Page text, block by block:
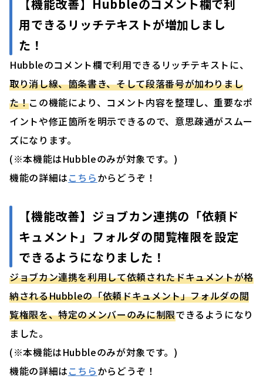
【機能改善】 Hubbleのコメント欄で利
用できるリッチテキストが増加しまし
た！
Hubbleのコメント欄で利用できるリッチテキストに、
取り消し線、箇条書き、そして段落番号が加わりまし
た！この機能により、コメント内容を整理し、重要なポ
イントや修正箇所を明示できるので、意思疎通がスムー
ズになります。
(※本機能はHubbleのみが対象です。)
機能の詳細はこちらからどうぞ！
【機能改善】 ジョブカン連携の「依頼ド
キュメント」フォルダの閲覧権限を設定
できるようになりました！
ジョブカン連携を利用して依頼されたドキュメントが格
納されるHubbleの「依頼ドキュメント」フォルダの閲
覧権限を、特定のメンバーのみに制限できるようになり
ました。
(※本機能はHubbleのみが対象です。)
機能の詳細はこちらからどうぞ！